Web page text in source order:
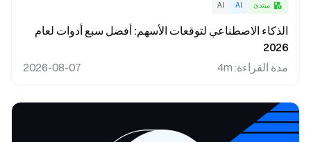
مبتدئ AI
AI
الذكاء الاصطناعي لتوقعات الأسهم: أفضل سبع أدوات لعام
2026
مدة القراءة:
4m
2026-08-07